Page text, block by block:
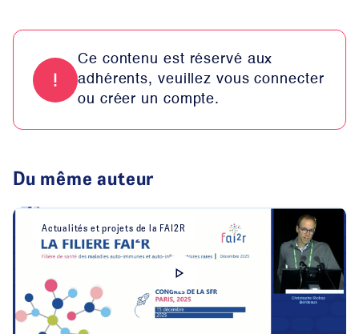
Ce contenu est réservé aux
adhérents, veuillez vous connecter
ou créer un compte.
Du même auteur
Actualités et projets de la FAI2R